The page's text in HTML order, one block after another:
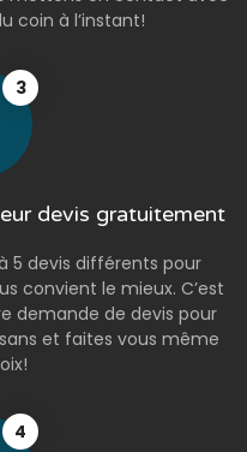
coin à l’instant!
3
devis gratuitement
5 devis différents pour
convient le mieux. C’est
demande de devis pour
et faites vous même
4